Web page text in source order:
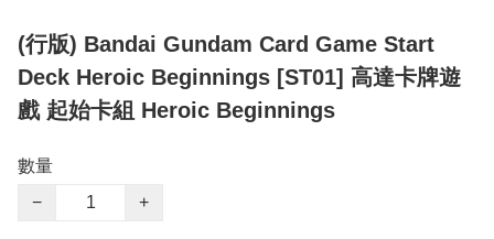
(行版) Bandai Gundam Card Game Start
Deck Heroic Beginnings [ST01] 高達卡牌遊
戲 起始卡組 Heroic Beginnings
數量
−
+